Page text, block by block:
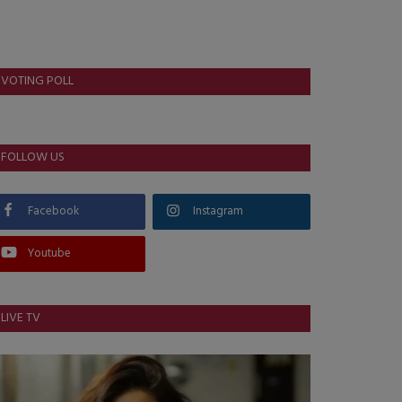
VOTING POLL
FOLLOW US
Facebook Instagram
Youtube
LIVE TV